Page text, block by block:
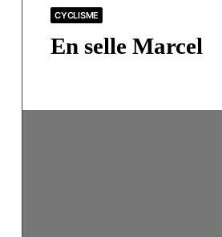
CYCLISME
En selle Marcel